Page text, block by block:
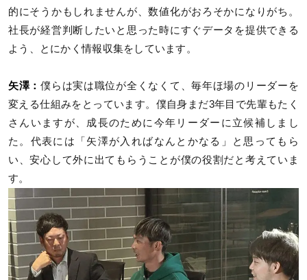
的にそうかもしれませんが、数値化がおろそかになりがち。
社長が経営判断したいと思った時にすぐデータを提供できる
よう、とにかく情報収集をしています。
矢澤：僕らは実は職位が全くなくて、毎年ほ場のリーダーを
変える仕組みをとっています。僕自身まだ3年目で先輩もたく
さんいますが、成長のために今年リーダーに立候補しまし
た。代表には「矢澤が入ればなんとかなる」と思ってもら
い、安心して外に出てもらうことが僕の役割だと考えていま
す。